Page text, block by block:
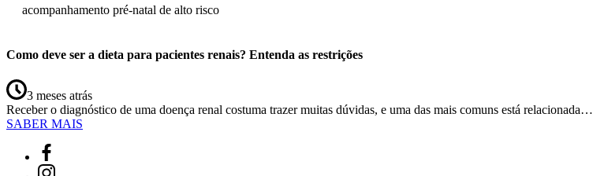
acompanhamento pré-natal de alto risco
Como deve ser a dieta para pacientes renais? Entenda as restrições
3 meses atrás
Receber o diagnóstico de uma doença renal costuma trazer muitas dúvidas, e uma das mais comuns está relacionada…
SABER MAIS